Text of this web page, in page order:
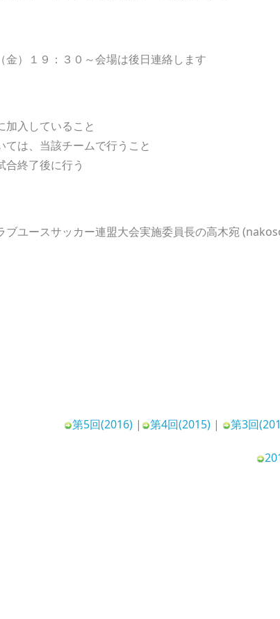
）１９：３０～会場は後日連絡します
入していること
は、当該チームで行うこと
終了後に行う
ブユースサッカー連盟大会実施委員長の高木宛
第5回(2016) | 第4回(2015) | 第3回